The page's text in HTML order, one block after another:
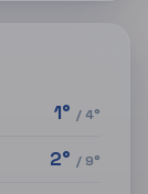
1° /4°
2° / 9°